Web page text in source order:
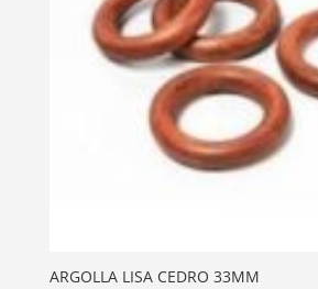
ARGOLLA LISA CEDRO 33MM